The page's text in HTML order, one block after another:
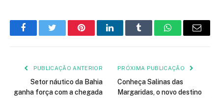
FacebookTwitter PinterestLinkedInTumblr WhatsApp
E-
PUBLICAÇÃO ANTERIOR
Setor náutico da Bahia
ganha força com a chegada
PRÓXIMA PUBLICAÇÃO
Conheça Salinas das
Margaridas, o novo destino